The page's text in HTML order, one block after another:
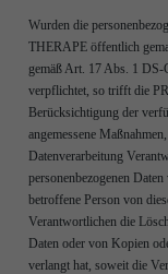
Wurden die
THERAPE öffentlich
gemäß Art. 17 Abs. 1 DS-
verpflichtet, so trifft die
Berücksichtigung der
angemessene
Datenverarbeitung
personenbezogenen
betroffene Person von
Verantwortlichen die
Daten oder von Kopien
verlangt hat, soweit die